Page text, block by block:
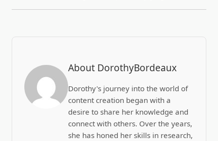
About DorothyBordeaux
Dorothy's journey into the world of
content creation began with a
desire to share her knowledge and
connect with others. Over the years,
she has honed her skills in research,